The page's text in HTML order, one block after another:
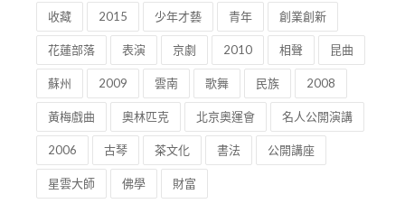
收藏 2015 少年才藝 青年 創業創新
花蓮部落 表演 京劇 2010 相聲 昆曲
蘇州 2009 雲南 歌舞 民族 2008
黃梅戲曲 奧林匹克 北京奧運會 名人公開演講
2006 古琴 茶文化 書法 公開講座
星雲大師 佛學 財富